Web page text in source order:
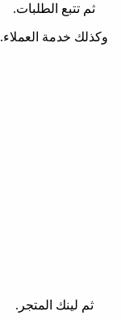
ثم تتبع الطلبات.
وكذلك خدمة العملاء.
ثم لينك المتجر.